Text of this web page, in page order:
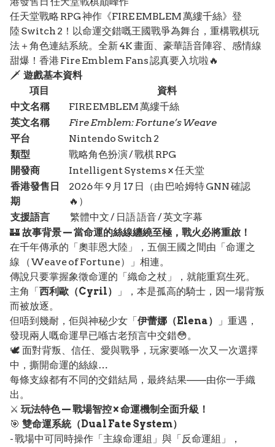
任天堂戰略 RPG 神作《FIRE EMBLEM 萬縷千絲》登
陸 Switch 2！以命運交錯嘅王國戰爭為舞台，重構戰棋玩
法＋角色連結系統。全新 4K 畫面、豪華語音陣容、感情線
甜爆！香港 Fire Emblem Fans 認真要入坑啦🔥
🗡️ 遊戲基本資料
項目
資料
中文名稱
FIRE EMBLEM 萬縷千絲
英文名稱
Fire Emblem: Fortune’s Weave
平台
Nintendo Switch 2
類型
戰略角色扮演 / 戰棋 RPG
開發商
Intelligent Systems × 任天堂
香港發售日
期
2026 年 9 月 17 日（由 巴哈姆特 GNN 確認
🔥）
支援語言
繁體中文 / 日語 語音 / 英文字幕
🏰 故事背景 — 當命運的絲線纏繞至極，戰火必將重啟！
在千年傳承的「奧菲恩大陸」，五個王國之間由「命運之
線 （Weave of Fortune）」相連。
傳說只要掌握象徵命運的「織命之杖」，就能重寫生死。
主角「西利歐（Cyril）
」，本是孤高的騎士，因一場背叛
而被放逐。
但唔到幾耐，佢與神秘少女「伊蕾娜（Elena）
」重遇，
發現兩人嘅命運早已喺古老預言中交錯😳。
🕊️ 面對背叛、信任、愛與戰爭，玩家要喺一次又一次選擇
中，撕開命運的絲線…
每條支線都有不同的交錯結局，最終結果——由你一手織
出。
⚔️ 玩法特色 — 戰場智控 × 命運機制全面升級！
🎯 雙命運系統（Dual Fate System）
- 戰場中可同時操作「主線命運組」與「反命運組」，